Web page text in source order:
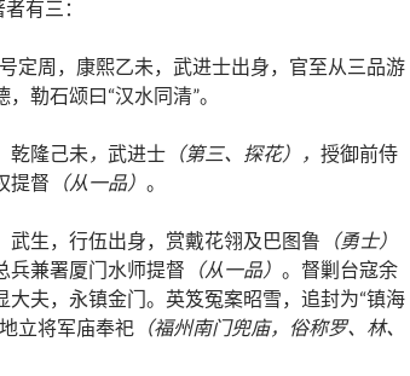
有三：
定周，康熙乙未，武进士出身，官至从三品游
勒石颂曰“汉水同清”。
乾隆己未 ， 武进士 （第三、探花）， 授御前侍
提督 （从一品） 。
武生，行伍出身，赏戴花翎及巴图鲁 （勇士）
兵兼署厦门水师提督 （从一品） 。督剿台寇余
大夫，永镇金门。英笈冤案昭雪，追封为“镇海
立将军庙奉祀 （福州南门兜庙，俗称罗、林、